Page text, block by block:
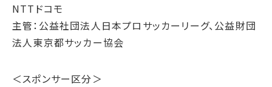
NTTドコモ
主管：公益社団法人日本プロサッカーリーグ、公益財団
法人東京都サッカー協会
＜スポンサー区分＞